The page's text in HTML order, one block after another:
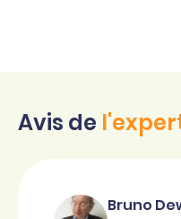
Avis de
Bruno